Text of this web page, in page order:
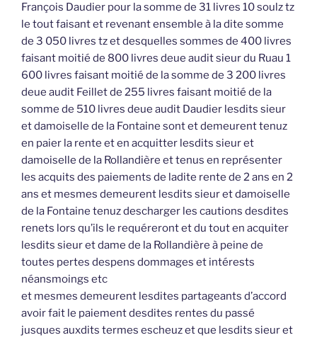
François Daudier pour la somme de 31 livres 10 soulz tz
le tout faisant et revenant ensemble à la dite somme
de 3 050 livres tz et desquelles sommes de 400 livres
faisant moitié de 800 livres deue audit sieur du Ruau 1
600 livres faisant moitié de la somme de 3 200 livres
deue audit Feillet de 255 livres faisant moitié de la
somme de 510 livres deue audit Daudier lesdits sieur
et damoiselle de la Fontaine sont et demeurent tenuz
en paier la rente et en acquitter lesdits sieur et
damoiselle de la Rollandière et tenus en représenter
les acquits des paiements de ladite rente de 2 ans en 2
ans et mesmes demeurent lesdits sieur et damoiselle
de la Fontaine tenuz descharger les cautions desdites
renets lors qu’ils le requéreront et du tout en acquiter
lesdits sieur et dame de la Rollandière à peine de
toutes pertes despens dommages et intérests
néansmoings etc
et mesmes demeurent lesdites partageants d’accord
avoir fait le paiement desdites rentes du passé
jusques auxdits termes escheuz et que lesdits sieur et